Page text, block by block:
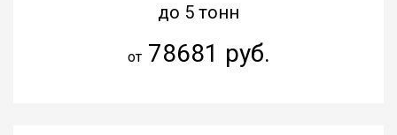
до 5 тонн
от78681 руб.